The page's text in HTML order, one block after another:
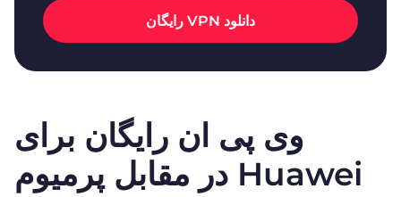
دانلود VPN رایگان
وی پی ان رایگان برای
Huawei در مقابل پرمیوم